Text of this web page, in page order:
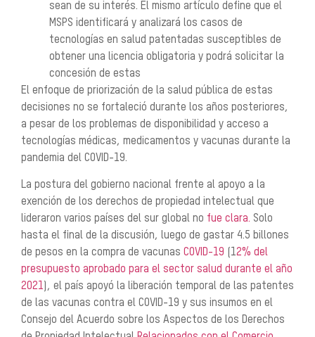
sean de su interés. El mismo artículo define que el
MSPS identificará y analizará los casos de
tecnologías en salud patentadas susceptibles de
obtener una licencia obligatoria y podrá solicitar la
concesión de estas
El enfoque de priorización de la salud pública de estas
decisiones no se fortaleció durante los años posteriores,
a pesar de los problemas de disponibilidad y acceso a
tecnologías médicas, medicamentos y vacunas durante la
pandemia del COVID-19.
La postura del gobierno nacional frente al apoyo a la
exención de los derechos de propiedad intelectual que
lideraron varios países del sur global no fue clara. Solo
hasta el final de la discusión, luego de gastar 4.5 billones
de pesos en la compra de vacunas COVID-19 (12% del
presupuesto aprobado para el sector salud durante el año
2021 ), el país apoyó la liberación temporal de las patentes
de las vacunas contra el COVID-19 y sus insumos en el
Consejo del Acuerdo sobre los Aspectos de los Derechos